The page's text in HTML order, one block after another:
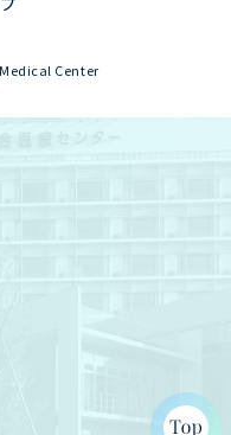
Center